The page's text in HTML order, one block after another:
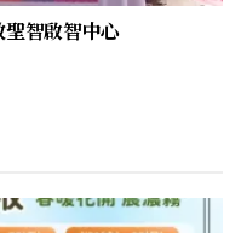
智啟智中心